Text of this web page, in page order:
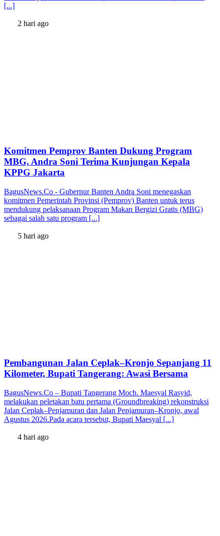
[...]
2 hari ago
Komitmen Pemprov Banten Dukung Program
MBG, Andra Soni Terima Kunjungan Kepala
KPPG Jakarta
BagusNews.Co - Gubernur Banten Andra Soni menegaskan
komitmen Pemerintah Provinsi (Pemprov) Banten untuk terus
mendukung pelaksanaan Program Makan Bergizi Gratis (MBG)
sebagai salah satu program [...]
5 hari ago
Pembangunan Jalan Ceplak–Kronjo Sepanjang 11
Kilometer, Bupati Tangerang: Awasi Bersama
BagusNews.Co – Bupati Tangerang Moch. Maesyal Rasyid,
melakukan peletakan batu pertama (Groundbreaking) rekonstruksi
Jalan Ceplak–Penjamuran dan Jalan Penjamuran–Kronjo, awal
Agustus 2026.Pada acara tersebut, Bupati Maesyal [...]
4 hari ago